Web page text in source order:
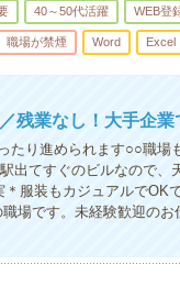
40～50代活躍 WEB登
職場が禁煙 Word Excel
残業なし！大手企業
たり進められます○○職場
出てすぐのビルなので、
服装もカジュアルでOK
場です。未経験歓迎のお